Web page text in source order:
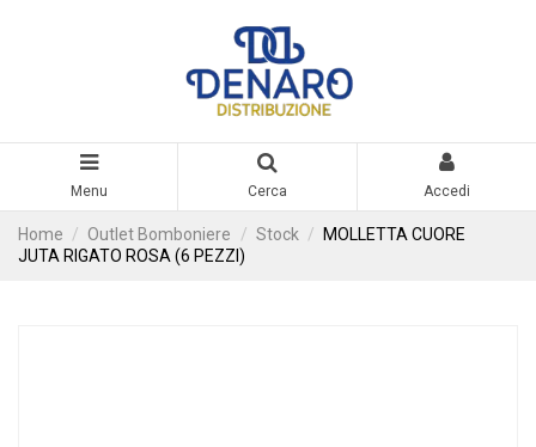
Menu Cerca Accedi
Home Outlet Bomboniere Stock
MOLLETTA CUORE
JUTA RIGATO ROSA (6 PEZZI)